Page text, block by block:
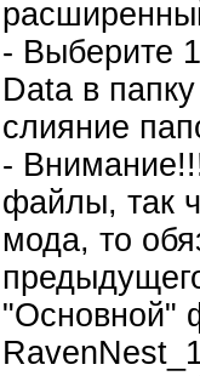
- Выберите
Data в
слияние
-
файлы, так
мода, то
"Основной"